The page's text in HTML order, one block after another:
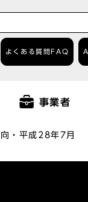
よくある質問 FAQ
事業者
・平成28年7月